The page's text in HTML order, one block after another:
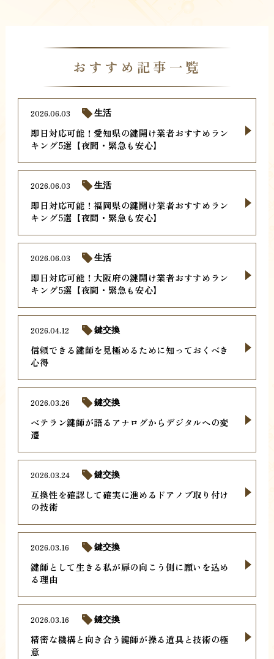
おすすめ記事一覧
即日対応可能！愛知県の鍵開け業者おすすめラン
キング5選【夜間・緊急も安心】
2026.06.03 生活
即日対応可能！福岡県の鍵開け業者おすすめラン
キング5選【夜間・緊急も安心】
2026.06.03 生活
即日対応可能！大阪府の鍵開け業者おすすめラン
キング5選【夜間・緊急も安心】
2026.06.03 生活
信頼できる鍵師を見極めるために知っておくべき
心得
2026.04.12 鍵交換
ベテラン鍵師が語るアナログからデジタルへの変
遷
2026.03.26 鍵交換
互換性を確認して確実に進めるドアノブ取り付け
の技術
2026.03.24 鍵交換
鍵師として生きる私が扉の向こう側に願いを込め
る理由
2026.03.16 鍵交換
精密な機構と向き合う鍵師が操る道具と技術の極
意
2026.03.16 鍵交換